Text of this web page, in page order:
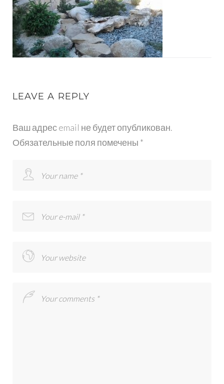
V
(1)
LEAVE A REPLY
Ваш адрес email не будет опубликован.
Обязательные поля помечены *